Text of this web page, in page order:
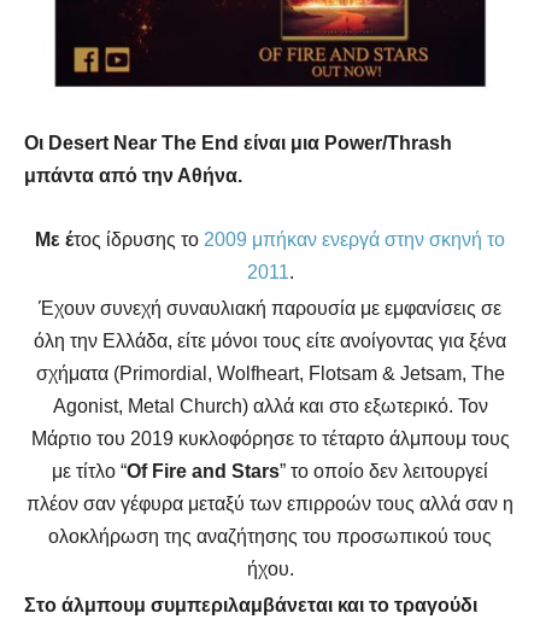
Οι Desert Near The End είναι μια Power/Thrash
μπάντα από την Αθήνα.
Με έτος ίδρυσης το 2009 μπήκαν ενεργά στην σκηνή το
2011.
Έχουν συνεχή συναυλιακή παρουσία με εμφανίσεις σε
όλη την Ελλάδα, είτε μόνοι τους είτε ανοίγοντας για ξένα
σχήματα (Primordial, Wolfheart, Flotsam & Jetsam, The
Agonist, Metal Church) αλλά και στο εξωτερικό. Τον
Μάρτιο του 2019 κυκλοφόρησε το τέταρτο άλμπουμ τους
με τίτλο “Of Fire and Stars” το οποίο δεν λειτουργεί
πλέον σαν γέφυρα μεταξύ των επιρροών τους αλλά σαν η
ολοκλήρωση της αναζήτησης του προσωπικού τους
ήχου.
Στο άλμπουμ συμπεριλαμβάνεται και το τραγούδι